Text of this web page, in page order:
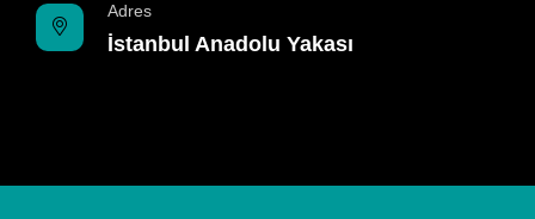
Adres
İstanbul Anadolu Yakası